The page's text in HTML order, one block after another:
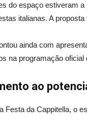
do espaço estiveram
italianas. A
ainda com
na programação oficial
ao
Festa da Cappitella, o